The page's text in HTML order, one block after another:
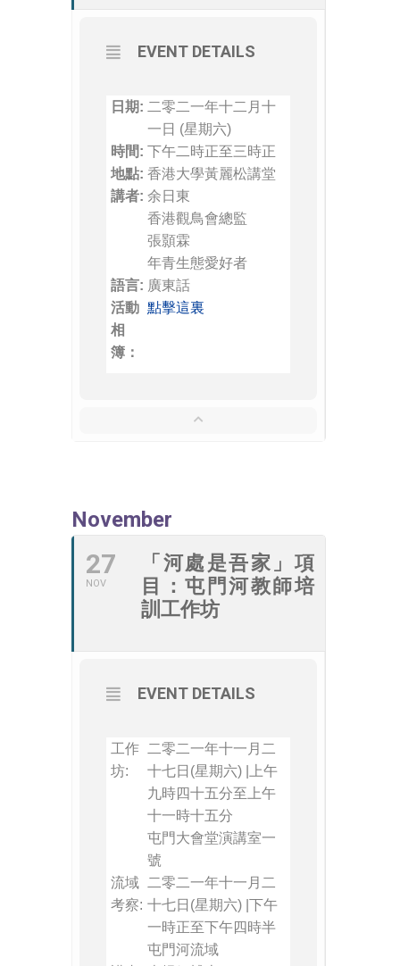
EVENT DETAILS
日期: 二零二一年十二月十
一日 (星期六)
時間: 下午二時正至三時正
地點: 香港大學黃麗松講堂
講者: 余日東
香港觀鳥會總監
張顥霖
年青生態愛好者
語言: 廣東話
活動
相
簿：
點擊這裏
November
27
NOV
「河處是吾家」項
目：屯門河教師培
訓工作坊
EVENT DETAILS
工作
坊:
二零二一年十一月二
十七日(星期六) |上午
九時四十五分至上午
十一時十五分
屯門大會堂演講室一
號
流域
考察:
二零二一年十一月二
十七日(星期六) |下午
一時正至下午四時半
屯門河流域